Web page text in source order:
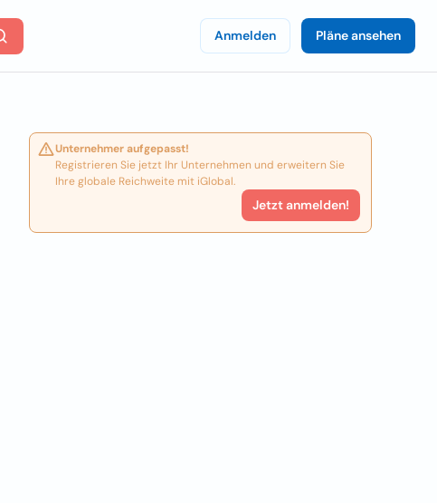
Anmelden Pläne ansehen
Unternehmer aufgepasst!
Registrieren Sie jetzt Ihr Unternehmen und erweitern Sie
Ihre globale Reichweite mit iGlobal.
Jetzt anmelden!